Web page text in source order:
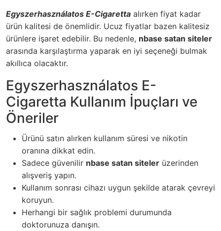
Egyszerhasználatos E-Cigaretta alırken fiyat kadar
ürün kalitesi de önemlidir. Ucuz fiyatlar bazen kalitesiz
ürünlere işaret edebilir. Bu nedenle, nbase satan siteler
arasında karşılaştırma yaparak en iyi seçeneği bulmak
akıllıca olacaktır.
Egyszerhasználatos E-
Cigaretta Kullanım İpuçları ve
Öneriler
Ürünü satın alırken kullanım süresi ve nikotin
oranına dikkat edin.
Sadece güvenilir nbase satan siteler üzerinden
alışveriş yapın.
Kullanım sonrası cihazı uygun şekilde atarak çevreyi
koruyun.
Herhangi bir sağlık problemi durumunda
doktorunuza danışın.